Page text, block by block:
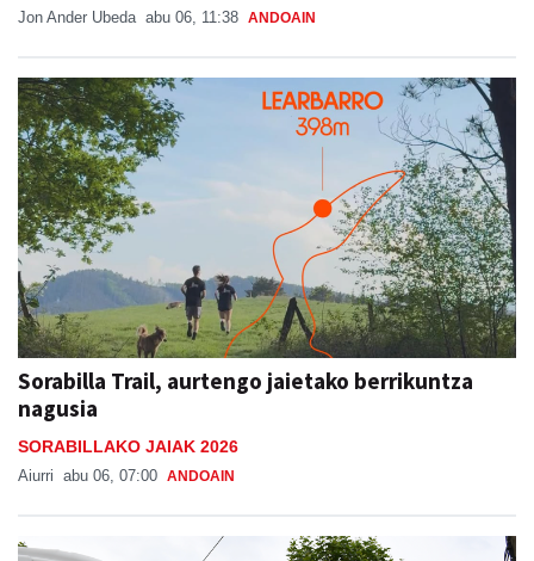
Jon Ander Ubeda abu 06, 11:38 ANDOAIN
Sorabilla Trail, aurtengo jaietako berrikuntza
nagusia
SORABILLAKO JAIAK 2026
Aiurri abu 06, 07:00 ANDOAIN